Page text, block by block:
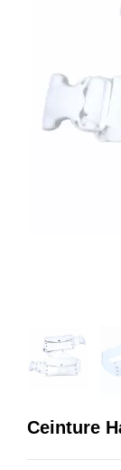
Ceinture